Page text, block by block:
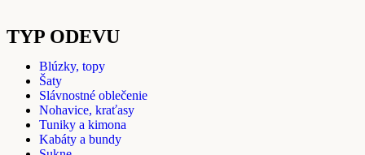
TYP ODEVU
Blúzky, topy
Šaty
Slávnostné oblečenie
Nohavice, kraťasy
Tuniky a kimona
Kabáty a bundy